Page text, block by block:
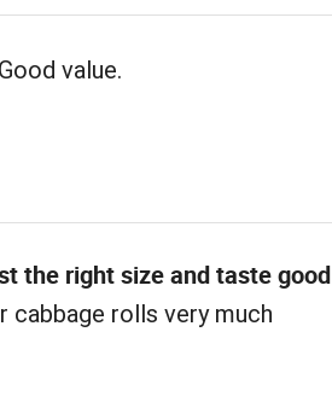
value.
the right size and taste good
cabbage rolls very much